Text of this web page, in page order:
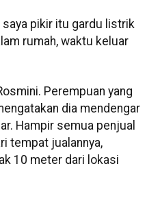
saya pikir itu gardu listrik
rumah, waktu keluar
Perempuan yang
dia mendengar
Hampir semua penjual
tempat jualannya,
10 meter dari lokasi